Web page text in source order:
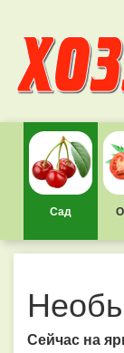
Сад
Сейчас на